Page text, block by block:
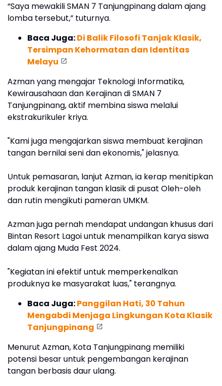
“Saya mewakili SMAN 7 Tanjungpinang dalam ajang
lomba tersebut,” tuturnya.
Baca Juga:Di Balik Filosofi Tanjak Klasik,
Tersimpan Kehormatan dan Identitas
Melayu
Azman yang mengajar Teknologi Informatika,
Kewirausahaan dan Kerajinan di SMAN 7
Tanjungpinang, aktif membina siswa melalui
ekstrakurikuler kriya.
"Kami juga mengajarkan siswa membuat kerajinan
tangan bernilai seni dan ekonomis," jelasnya.
Untuk pemasaran, lanjut Azman, ia kerap menitipkan
produk kerajinan tangan klasik di pusat Oleh-oleh
dan rutin mengikuti pameran UMKM.
Azman juga pernah mendapat undangan khusus dari
Bintan Resort Lagoi untuk menampilkan karya siswa
dalam ajang Muda Fest 2024.
"Kegiatan ini efektif untuk memperkenalkan
produknya ke masyarakat luas," terangnya.
Baca Juga:Panggilan Hati, 30 Tahun
Mengabdi Menjaga Lingkungan Kota Klasik
Tanjungpinang
Menurut Azman, Kota Tanjungpinang memiliki
potensi besar untuk pengembangan kerajinan
tangan berbasis daur ulang.